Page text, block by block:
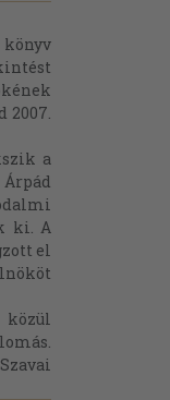
2007.
a
ki. A
el